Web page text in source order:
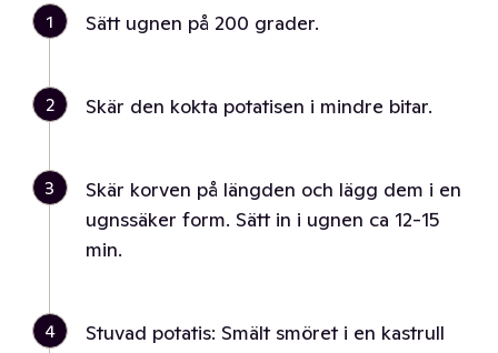
1 Sätt ugnen på 200 grader.
2 Skär den kokta potatisen i mindre bitar.
3
Skär korven på längden och lägg dem i en
ugnssäker form. Sätt in i ugnen ca 12-15
min.
4
Stuvad potatis: Smält smöret i en kastrull